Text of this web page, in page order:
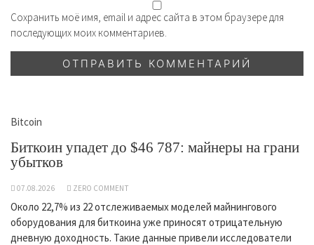
Сохранить моё имя, email и адрес сайта в этом браузере для
последующих моих комментариев.
Bitcoin
Биткоин упадет до $46 787: майнеры на грани
убытков
07.08.2026 ZERO COMMENT
Около 22,7% из 22 отслеживаемых моделей майнингового
оборудования для биткоина уже приносят отрицательную
дневную доходность. Такие данные привели исследователи